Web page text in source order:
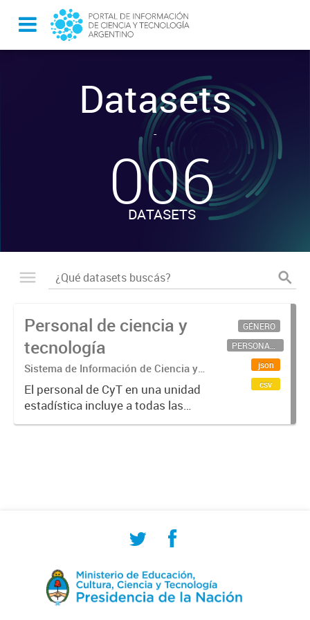
Datasets
-
006
DATASETS
Personal de ciencia y
tecnología
Sistema de Información de Ciencia y
Tecnología Argentino (SICYTAR)
El personal de CyT en una unidad
estadística incluye a todas las
personas involucradas
GÉNERO
PERSONAL CIENTÍFICO-TECNOLÓGICO
json
csv